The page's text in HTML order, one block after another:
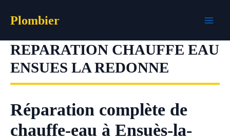
Plombier
REPARATION CHAUFFE EAU
ENSUES LA REDONNE
Réparation complète de
chauffe-eau à Ensuès-la-